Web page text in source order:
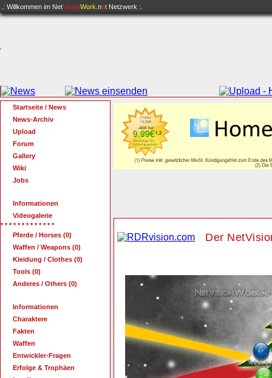
.: Willkommen im NetVisionWork .netNetzwerk :.
Startseite / News
News-Archiv
Upload
Forum
Gallery
Wiki
Jobs
Informationen
Videogalerie
* * * * * * * * * * * * *
Pferde / Horses (0)
Waffen / Weapons (0)
Kleidung / Clothes (0)
Tools (0)
Anderes / Others (0)
Informationen
Charaktere
Fakten
Waffen
Entwickler-Fragen
Erfolge & Trophäen
Der